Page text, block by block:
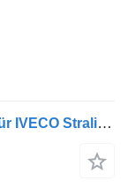
IVECO Stralis (01.02-) 504232501 Tür für IVECO Stralis, Trakker (2002-) Sattelzugmaschine